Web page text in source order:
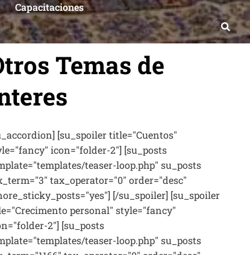
Capacitaciones
Temas de
[su_spoiler title="Cuentos"
icon="folder-2"] [su_posts
teaser-loop.php" su_posts
tax_operator="0" order="desc"
[/su_spoiler] [su_spoiler
personal" style="fancy"
2"] [su_posts
teaser-loop.php" su_posts